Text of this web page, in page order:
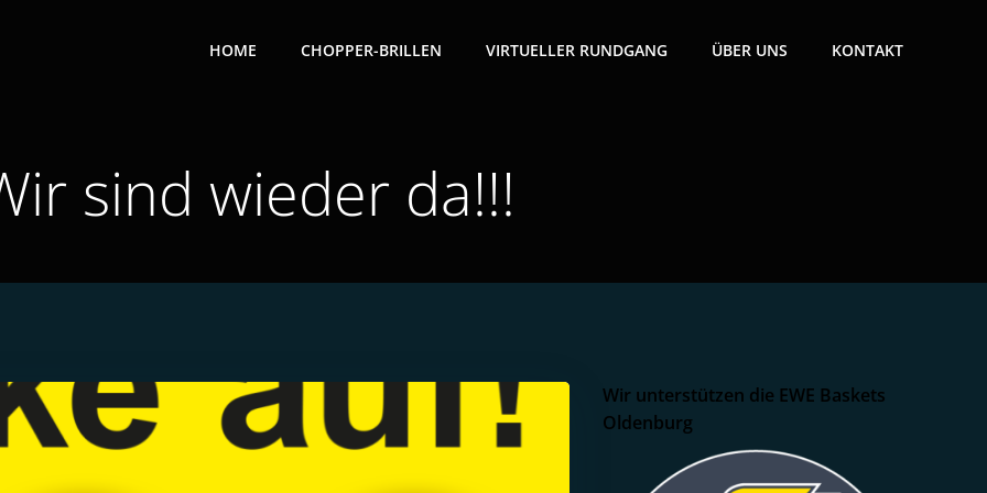
HOME CHOPPER-BRILLEN VIRTUELLER RUNDGANG ÜBER UNS KONTAKT
sind wieder da!!!
Wir unterstützen die EWE Baskets
Oldenburg